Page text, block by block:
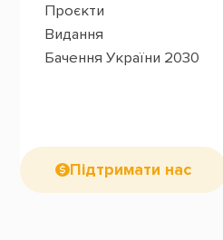
Проєкти
Видання
Бачення України 2030
Підтримати нас